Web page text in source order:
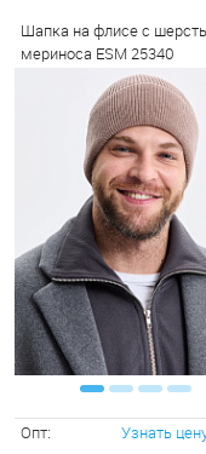
Шапка на флисе с
мериноса ESM 25340
Опт: Узнать